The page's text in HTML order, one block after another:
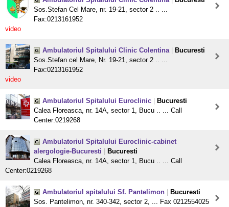
Sos.Stefan Cel Mare, nr. 19-21, sector 2 .. ...
Fax:0213161952
video
Ambulatoriul Spitalului Clinic Colentina
Bucuresti
Sos.Stefan cel Mare, Nr. 19-21, sector 2 .. ...
Fax:0213161952
video
Ambulatoriul Spitalului Euroclinic
Bucuresti
Calea Floreasca, nr. 14A, sector 1, Bucu .. ... Call
Center:0219268
Ambulatoriul Spitalului Euroclinic-cabinet
alergologie-Bucuresti
Bucuresti
Calea Floreasca, nr. 14A, sector 1, Bucu .. ... Call
Center:0219268
Ambulatoriul spitalului Sf. Pantelimon
Bucuresti
Sos. Pantelimon, nr. 340-342, sector 2, ... Fax 0212554025